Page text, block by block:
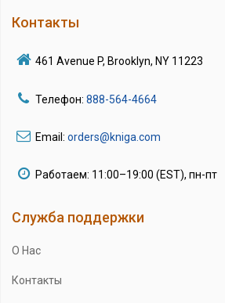
Контакты
461 Avenue P, Brooklyn, NY 11223
Телефон: 888-564-4664
Email: orders@kniga.com
Работаем: 11:00–19:00 (EST), пн-пт
Служба поддержки
О Нас
Контакты